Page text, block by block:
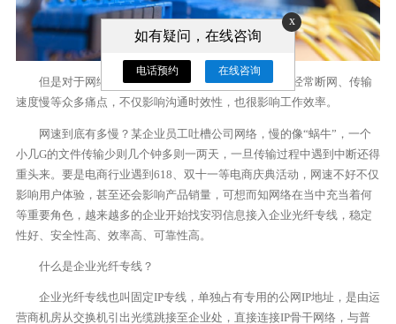
但是对于网络，普通企业往往面临着网速不稳定、经常断网、传输
速度慢等众多痛点，不仅影响沟通时效性，也很影响工作效率。
网速到底有多慢？某企业员工吐槽公司网络，慢的像“蜗牛”，一个
小几G的文件传输少则几个钟多则一两天，一旦传输过程中遇到中断还得
重头来。要是电商行业遇到618、双十一等电商庆典活动，网速不好不仅
影响用户体验，甚至还会影响产品销量，可想而知网络在当中充当着何
等重要角色，越来越多的企业开始找安羽信息接入企业光纤专线，稳定
性好、安全性高、效率高、可靠性高。
什么是企业光纤专线？
企业光纤专线也叫固定IP专线，单独占有专用的公网IP地址，是由运
营商机房从交换机引出光缆跳接至企业处，直接连接IP骨干网络，与普
x
如有疑问，在线咨询
电话预约 在线咨询